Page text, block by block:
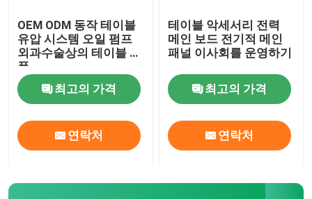
전기도금한 것 수력 수술대
동작 테이블 유압 시스템
전기도금한 것 유압 시스템 부속물
겔 내구성의 포지셔너
OEM ODM 동작 테이블
유압 시스템 오일 펌프
외과수술상의 테이블 소
품
최고의 가격
연락처
테이블 악세서리 전력
메인 보드 전기적 메인
패널 이사회를 운영하기
최고의 가격
연락처